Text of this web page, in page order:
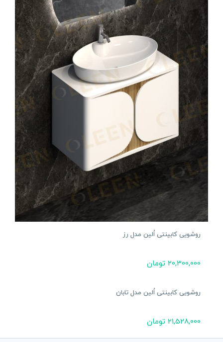
روشویی کابینتی اُلین مدل رز
20,300,000 تومان
روشویی کابینتی اُلین مدل تابان
21,528,000 تومان